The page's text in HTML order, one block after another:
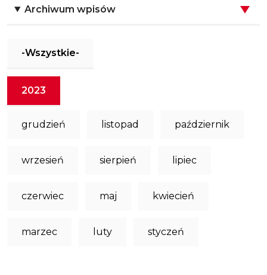
Archiwum wpisów
-Wszystkie-
2023
grudzień listopad październik
wrzesień sierpień lipiec
czerwiec maj kwiecień
marzec luty styczeń